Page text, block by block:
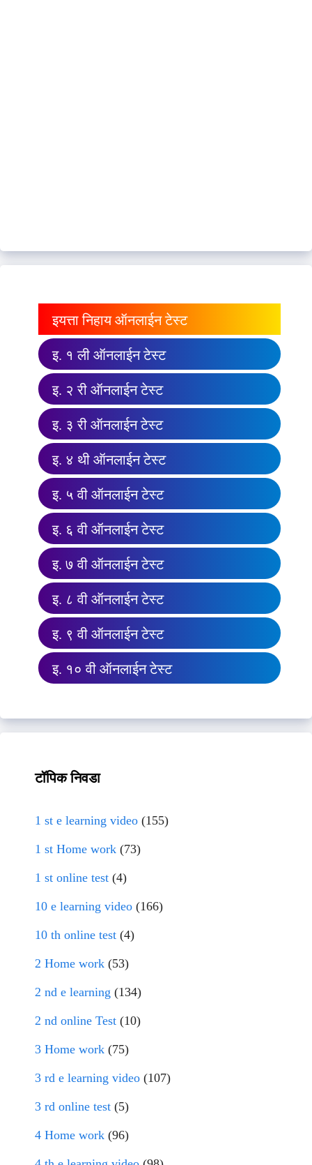
इयत्ता निहाय ऑनलाईन टेस्ट
इ. १ ली ऑनलाईन टेस्ट
इ. २ री ऑनलाईन टेस्ट
इ. ३ री ऑनलाईन टेस्ट
इ. ४ थी ऑनलाईन टेस्ट
इ. ५ वी ऑनलाईन टेस्ट
इ. ६ वी ऑनलाईन टेस्ट
इ. ७ वी ऑनलाईन टेस्ट
इ. ८ वी ऑनलाईन टेस्ट
इ. ९ वी ऑनलाईन टेस्ट
इ. १० वी ऑनलाईन टेस्ट
टॉपिक निवडा
1 st e learning video (155)
1 st Home work (73)
1 st online test (4)
10 e learning video (166)
10 th online test (4)
2 Home work (53)
2 nd e learning (134)
2 nd online Test (10)
3 Home work (75)
3 rd e learning video (107)
3 rd online test (5)
4 Home work (96)